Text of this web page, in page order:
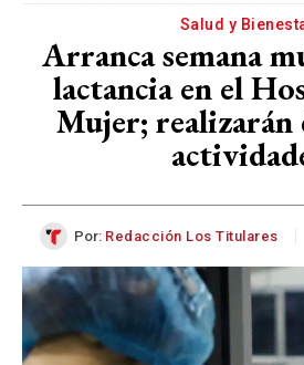
Salud y
Arranca semana
lactancia en el
Mujer; realizarán
Por: Redacción Los Titulares